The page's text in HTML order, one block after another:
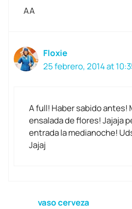
AA
Floxie
25 febrero, 2014 at
A full! Haber sabido antes!
ensalada de flores! Jajaja
entrada la medianoche!
Jajaj
vaso cerveza